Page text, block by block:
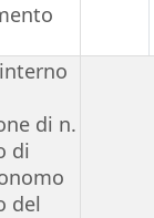
di n.
di
del